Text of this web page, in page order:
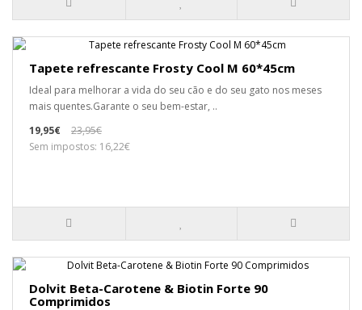
Tapete refrescante Frosty Cool M 60*45cm
Ideal para melhorar a vida do seu cão e do seu gato nos meses
mais quentes.Garante o seu bem-estar, ..
19,95€
23,95€
Sem impostos: 16,22€
Dolvit Beta-Carotene & Biotin Forte 90
Comprimidos